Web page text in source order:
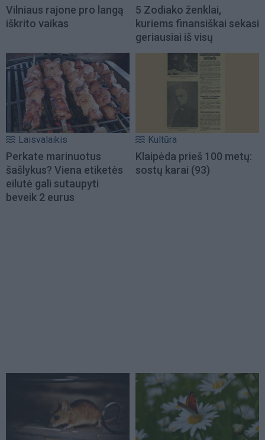
Vilniaus rajone pro langą
iškrito vaikas
5 Zodiako ženklai,
kuriems finansiškai sekasi
geriausiai iš visų
Laisvalaikis
Perkate marinuotus
šašlykus? Viena etiketės
eilutė gali sutaupyti
beveik 2 eurus
Kultūra
Klaipėda prieš 100 metų:
sostų karai (93)